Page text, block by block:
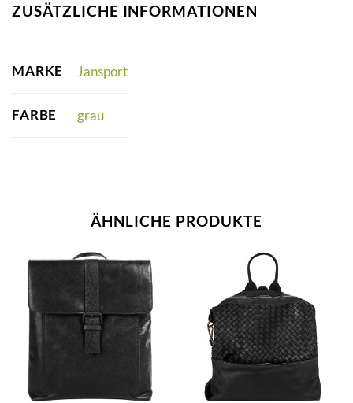
ZUSÄTZLICHE INFORMATIONEN
MARKE Jansport
FARBE grau
ÄHNLICHE PRODUKTE